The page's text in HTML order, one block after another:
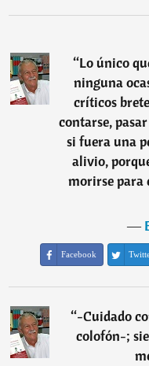
“Lo único
ninguna
críticos
contarse,
si fuera una
alivio,
morirse para
―
Facebook
“-Cuidado
colofón-;